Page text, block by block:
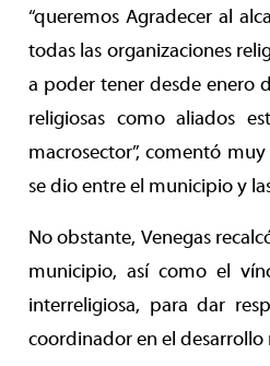
“queremos Agradecer al
todas las organizaciones
a poder tener desde enero
religiosas como aliados
macrosector”, comentó
se dio entre el municipio y
No obstante, Venegas
municipio, así como el
interreligiosa, para dar
coordinador en el